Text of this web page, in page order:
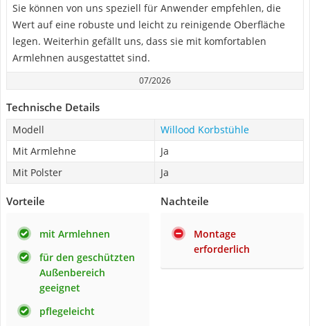
Sie können von uns speziell für Anwender empfehlen, die
Wert auf eine robuste und leicht zu reinigende Oberfläche
legen. Weiterhin gefällt uns, dass sie mit komfortablen
Armlehnen ausgestattet sind.
07/2026
Technische Details
Modell
Willood Korbstühle
Mit Armlehne
Ja
Mit Polster
Ja
Vorteile
mit Armlehnen
für den geschützten
Außenbereich
geeignet
pflegeleicht
Nachteile
Montage
erforderlich